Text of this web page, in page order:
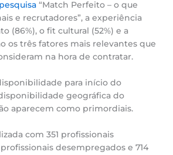
pesquisa “Match Perfeito – o que
e recrutadores”, a experiência
(86%), o fit cultural (52%) e a
os três fatores mais relevantes que
na hora de contratar.
para início do
geográfica do
aparecem como primordiais.
com 351 profissionais
desempregados e 714